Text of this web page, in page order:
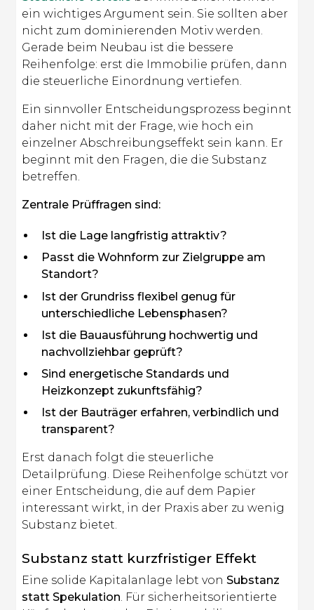
ein wichtiges Argument sein. Sie sollten aber
nicht zum dominierenden Motiv werden.
Gerade beim Neubau ist die bessere
Reihenfolge: erst die Immobilie prüfen, dann
die steuerliche Einordnung vertiefen.
Ein sinnvoller Entscheidungsprozess beginnt
daher nicht mit der Frage, wie hoch ein
einzelner Abschreibungseffekt sein kann. Er
beginnt mit den Fragen, die die Substanz
betreffen.
Zentrale Prüffragen sind:
Ist die Lage langfristig attraktiv?
Passt die Wohnform zur Zielgruppe am
Standort?
Ist der Grundriss flexibel genug für
unterschiedliche Lebensphasen?
Ist die Bauausführung hochwertig und
nachvollziehbar geprüft?
Sind energetische Standards und
Heizkonzept zukunftsfähig?
Ist der Bauträger erfahren, verbindlich und
transparent?
Erst danach folgt die steuerliche
Detailprüfung. Diese Reihenfolge schützt vor
einer Entscheidung, die auf dem Papier
interessant wirkt, in der Praxis aber zu wenig
Substanz bietet.
Substanz statt kurzfristiger Effekt
Eine solide Kapitalanlage lebt vonSubstanz
statt Spekulation. Für sicherheitsorientierte